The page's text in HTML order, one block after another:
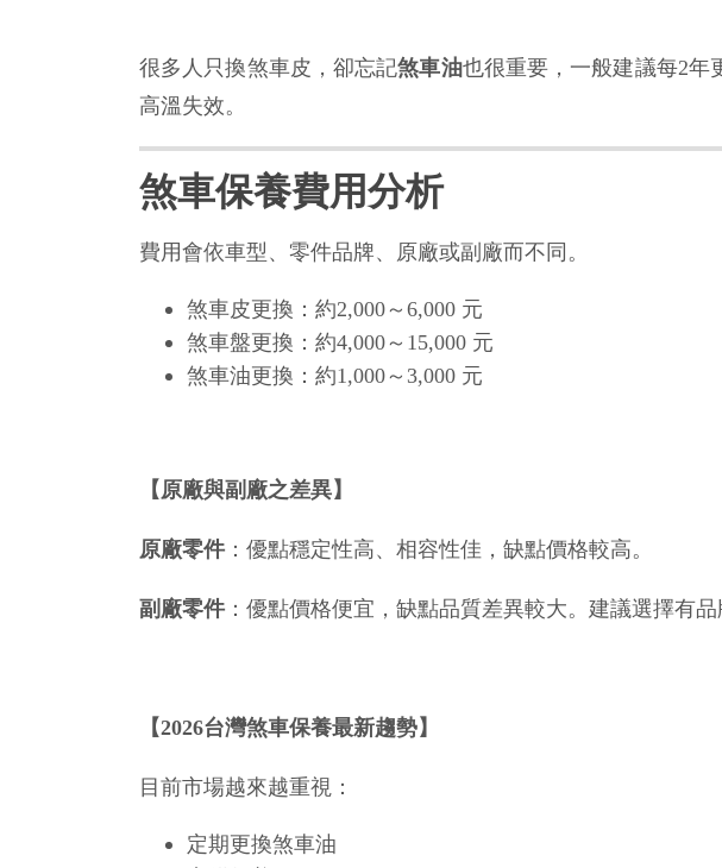
很多人只換煞車皮，卻忘記煞車油也很重要，一般建議每2年
高溫失效。
煞車保養費用分析
費用會依車型、零件品牌、原廠或副廠而不同。
煞車皮更換：約2,000～6,000 元
煞車盤更換：約4,000～15,000 元
煞車油更換：約1,000～3,000 元
【原廠與副廠之差異】
原廠零件：優點穩定性高、相容性佳，缺點價格較高。
副廠零件：優點價格便宜，缺點品質差異較大。建議選擇有品
【2026台灣煞車保養最新趨勢】
目前市場越來越重視：
定期更換煞車油